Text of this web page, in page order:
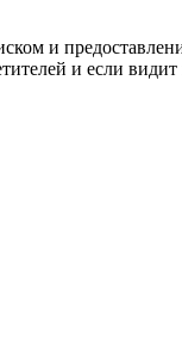
и
и если